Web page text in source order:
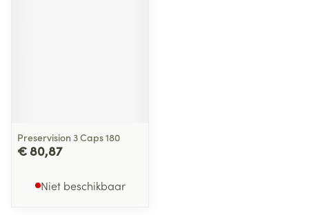
Preservision 3 Caps 180
€ 80,87
Niet beschikbaar